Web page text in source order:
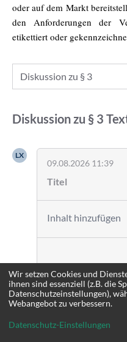
oder auf dem Markt
den Anforderungen der
etikettiert oder
Diskussion zu § 3
Diskussion zu § 3
LX
09.08.2026 11:39
Wir setzen Cookies und
ihnen sind essenziell (z.B. die
Datenschutzeinstellungen),
Webangebot zu verbessern.
Datenschutz-Einstellungen